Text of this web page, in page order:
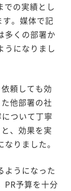
の実績とし
。媒体で記
多くの部署か
うになりまし
頼しても効
他部署の社
ついて丁寧
、効果を実
りました。
ようになった
PR予算を十分